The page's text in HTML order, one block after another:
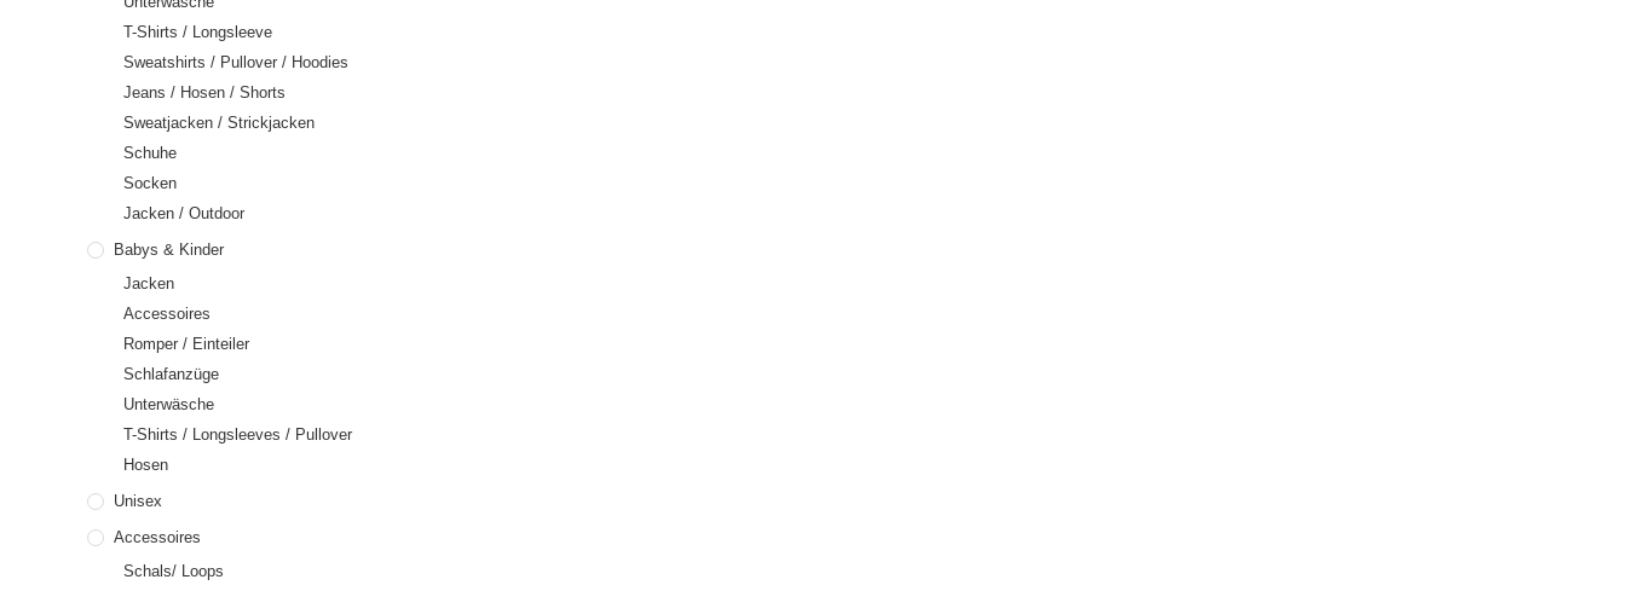
T-Shirts / Longsleeve
Sweatshirts / Pullover / Hoodies
Jeans / Hosen / Shorts
Sweatjacken / Strickjacken
Schuhe
Socken
Jacken / Outdoor
Babys & Kinder
Jacken
Accessoires
Romper / Einteiler
Schlafanzüge
Unterwäsche
T-Shirts / Longsleeves / Pullover
Hosen
Unisex
Accessoires
Schals/ Loops